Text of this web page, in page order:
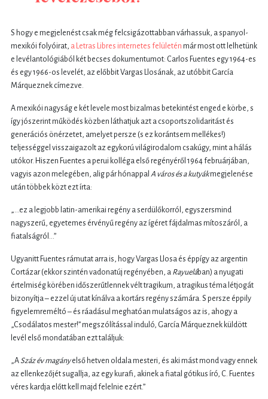
S hogy e megjelenést csak még felcsigázottabban várhassuk, a spanyol-
mexikói folyóirat, a Letras Libres internetes felületén már most ott lelhetünk
e levélantológiából két becses dokumentumot: Carlos Fuentes egy 1964-es
és egy 1966-os levelét, az előbbit Vargas Llosának, az utóbbit García
Márqueznek címezve.
A mexikói nagyság e két levele most bizalmas betekintést enged e körbe, s
így jószerint működés közben láthatjuk azt a csoportszolidaritást és
generációs önérzetet, amelyet persze (s ez korántsem mellékes!)
teljességgel visszaigazolt az egykorú világirodalom csakúgy, mint a hálás
utókor. Hiszen Fuentes a perui kolléga első regényéről 1964 februárjában,
vagyis azon melegében, alig pár hónappal A város és a kutyákmegjelenése
után többek közt ezt írta:
„…ez a legjobb latin-amerikai regény a serdülőkorról, egyszersmind
nagyszerű, egyetemes érvényű regény az ígéret fájdalmas mítoszáról, a
fiatalságról…”
Ugyanitt Fuentes rámutat arra is, hogy Vargas Llosa és éppígy az argentin
Cortázar (ekkor szintén vadonatúj regényében, a Rayuelában) a nyugati
értelmiség körében időszerűtlennek vélt tragikum, a tragikus téma létjogát
bizonyítja – ezzel új utat kínálva a kortárs regény számára. S persze éppily
figyelemreméltó – és ráadásul meghatóan mulatságos az is, ahogy a
„Csodálatos mester!” megszólítással induló, García Márqueznek küldött
levél első mondatában ezt találjuk:
„A Száz év magányelső hetven oldala mesteri, és aki mást mond vagy ennek
az ellenkezőjét sugallja, az egy kurafi, akinek a fiatal gótikus író, C. Fuentes
véres kardja előtt kell majd felelnie ezért.”